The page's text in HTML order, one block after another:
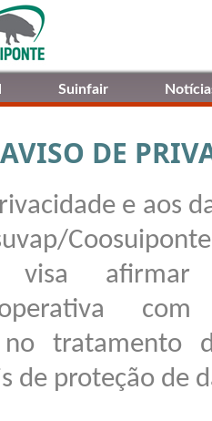
Suinfair
AVISO DE
e aos
visa
no tratamento
de proteção de